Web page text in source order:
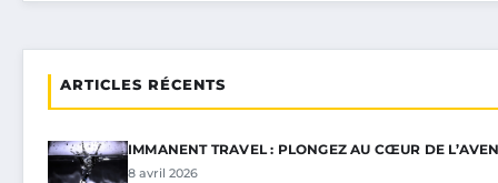
ARTICLES RÉCENTS
IMMANENT TRAVEL : PLONGEZ AU CŒUR DE
8 avril 2026